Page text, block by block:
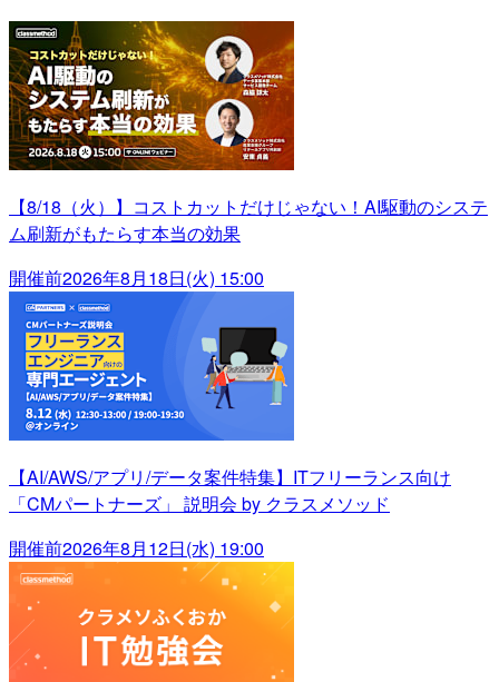
【8/18（火）】コストカットだけじゃない！AI駆動のシステ
ム刷新がもたらす本当の効果
開催前2026年8月18日(火) 15:00
【AI/AWS/アプリ/データ案件特集】ITフリーランス向け
「CMパートナーズ」 説明会 by クラスメソッド
開催前2026年8月12日(水) 19:00